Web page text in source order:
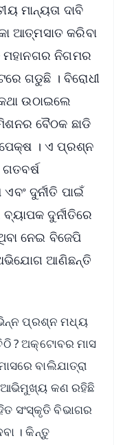
ମାନ୍ୟତା ଦାବି
ଆତ୍ମସାତ କରିବା
ମହାନଗର ନିଗମର
ଗଡୁଛି । ବିରୋଧୀ
ଉଠାଇଲେ
ବୈଠକ ଛାଡି
। ଏ ପ୍ରଶ୍ନ
ଦୁର୍ନୀତି ପାଇଁ
ଦୁର୍ନୀତିରେ
ନେଇ ବିଜେପି
ଆଣିଛନ୍ତି
ପ୍ରଶ୍ନ ମଧ୍ୟ
? ଅକ୍ଟୋବର ମାସ
ବାଲିଯାତ୍ରା
ଆଭିମୁଖ୍ୟ କଣ ରହିଛି
ସଂସ୍କୃତି ବିଭାଗର
। କିନ୍ତୁ